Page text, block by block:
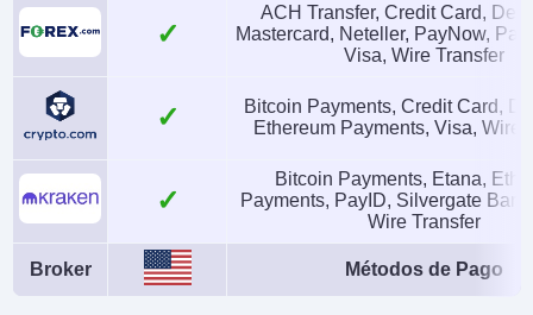
USD, EUR, GBP, CAD,
AUD, JPY, CHF
Kraken Futures is
integrated in other
platforms which have
bots: Bookmap,
Caspian, FMZ Quant,
Gunbot, HaasOnline,
AI Stop Loss Garantizado
ACH Transfer, Credit Card,
Mastercard, Neteller, PayNow,
Visa, Wire Transfer
Bitcoin Payments, Credit Card,
Ethereum Payments, Visa, Wire
Bitcoin Payments, Etana,
Payments, PayID, Silvergate Bank
Wire Transfer
Broker Métodos de Pago